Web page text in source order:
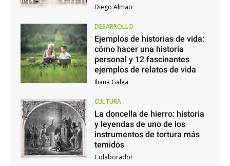
Diego Almao
DESARROLLO
Ejemplos de historias de vida:
cómo hacer una historia
personal y 12 fascinantes
ejemplos de relatos de vida
Iliana Galea
CULTURA
La doncella de hierro: historia
y leyendas de uno de los
instrumentos de tortura más
temidos
Colaborador